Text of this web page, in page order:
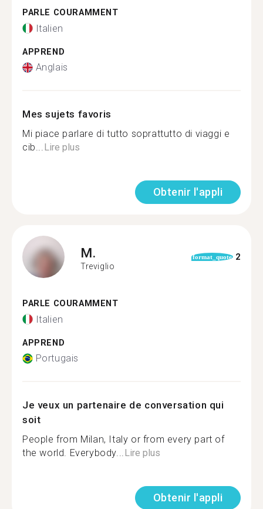
PARLE COURAMMENT
Italien
APPREND
Anglais
Mes sujets favoris
Mi piace parlare di tutto soprattutto di viaggi e
cib...Lire plus
Obtenir l'appli
M.
Treviglio
format_quote 2
PARLE COURAMMENT
Italien
APPREND
Portugais
Je veux un partenaire de conversation qui
soit
People from Milan, Italy or from every part of
the world. Everybody...Lire plus
Obtenir l'appli